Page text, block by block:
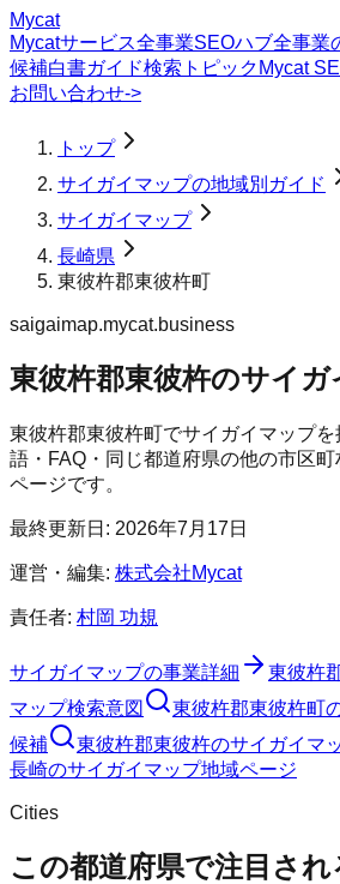
Mycat
Mycatサービス全事業SEOハブ全事業
候補白書ガイド検索トピック Mycat
お問い合わせ->
トップ
サイガイマップの地域別ガイド
サイガイマップ
長崎県
東彼杵郡東彼杵町
saigaimap.mycat.business
東彼杵郡東彼杵のサイ
東彼杵郡東彼杵町でサイガイマップを
語・FAQ・同じ都道府県の他の市区
ページです。
最終更新日: 2026年7月17日
運営・編集: 株式会社Mycat
責任者: 村岡 功規
サイガイマップの事業詳細 東彼杵
マップ検索意図 東彼杵郡東彼杵町
候補
東彼杵郡東彼杵のサイガイマ
長崎のサイガイマップ地域ページ
Cities
この都道府県で注目さ